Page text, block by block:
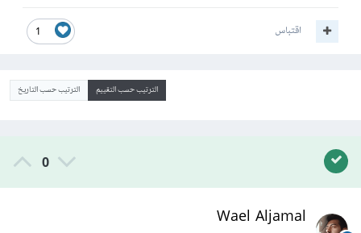
1 اقتباس
الترتيب حسب التقييم الترتيب حسب التاريخ
0
Wael Aljamal